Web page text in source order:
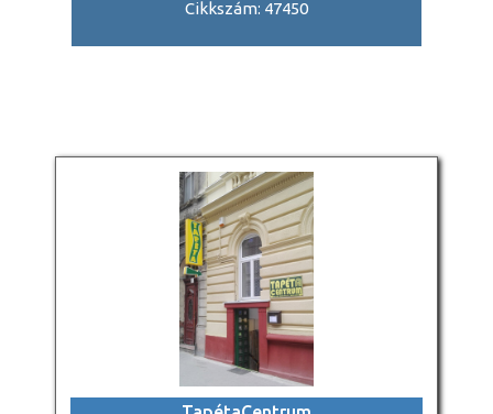
Cikkszám: 47450